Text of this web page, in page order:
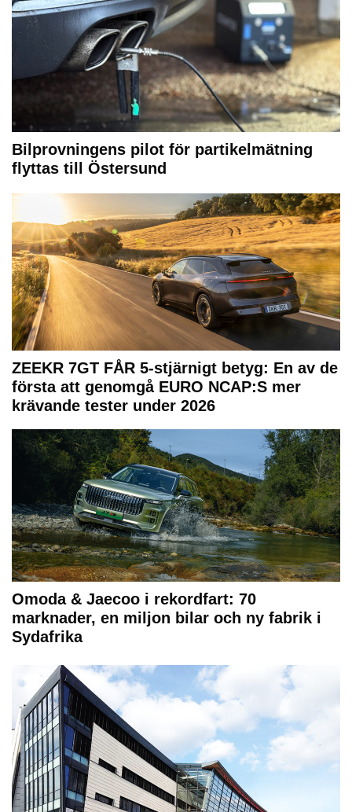
Bilprovningens pilot för partikelmätning
flyttas till Östersund
ZEEKR 7GT FÅR 5-stjärnigt betyg: En av de
första att genomgå EURO NCAP:S mer
krävande tester under 2026
Omoda & Jaecoo i rekordfart: 70
marknader, en miljon bilar och ny fabrik i
Sydafrika